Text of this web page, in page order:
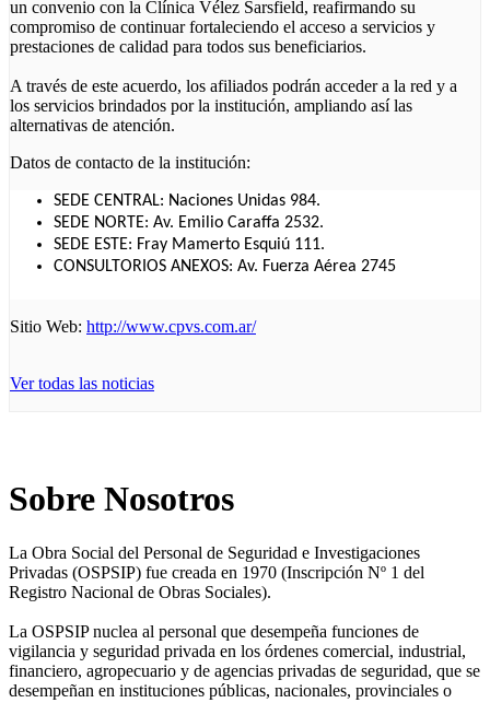
un convenio con la Clínica Vélez Sarsfield, reafirmando su
compromiso de continuar fortaleciendo el acceso a servicios y
prestaciones de calidad para todos sus beneficiarios.
A través de este acuerdo, los afiliados podrán acceder a la red y a
los servicios brindados por la institución, ampliando así las
alternativas de atención.
Datos de contacto de la institución:
SEDE CENTRAL: Naciones Unidas 984.
SEDE NORTE: Av. Emilio Caraffa 2532.
SEDE ESTE: Fray Mamerto Esquiú 111.
CONSULTORIOS ANEXOS: Av. Fuerza Aérea 2745
Sitio Web: http://www.cpvs.com.ar/
Ver todas las noticias
Sobre Nosotros
La Obra Social del Personal de Seguridad e Investigaciones
Privadas (OSPSIP) fue creada en 1970 (Inscripción Nº 1 del
Registro Nacional de Obras Sociales).
La OSPSIP nuclea al personal que desempeña funciones de
vigilancia y seguridad privada en los órdenes comercial, industrial,
financiero, agropecuario y de agencias privadas de seguridad, que se
desempeñan en instituciones públicas, nacionales, provinciales o